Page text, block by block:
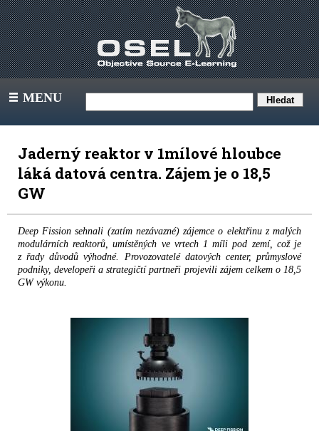
III MENU
Jaderný reaktor v 1mílové hloubce
láká datová centra. Zájem je o 18,5
GW
Deep Fission sehnali (zatím nezávazné) zájemce o elektřinu z malých
modulárních reaktorů, umístěných ve vrtech 1 míli pod zemí, což je
z řady důvodů výhodné. Provozovatelé datových center, průmyslové
podniky, developeři a strategičtí partneři projevili zájem celkem o 18,5
GW výkonu.